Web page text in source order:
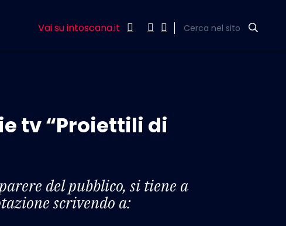
Vai su intoscana.it Cerca nel sito
tv “Proiettili di
del pubblico, si tiene a
scrivendo a: